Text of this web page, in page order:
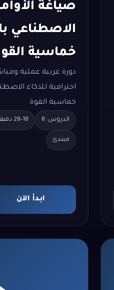
صياغة
الاصطناعي
خماسية
دورة عربية عملية
احترافية للذكاء
خماسية القوة.
الدروس: 8 18–28 دقيقة · يتضمّن معملًا تفاعليًا
مبتدئ
ابدأ الآن